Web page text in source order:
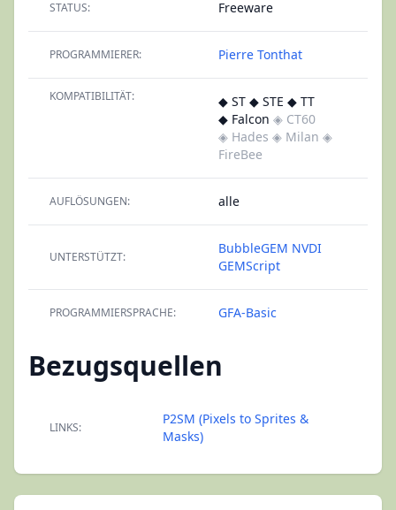
STATUS: Freeware
PROGRAMMIERER: Pierre Tonthat
KOMPATIBILITÄT:
◆ ST ◆ STE ◆ TT
◆ Falcon ◈ CT60
◈ Hades ◈ Milan ◈
FireBee
AUFLÖSUNGEN: alle
UNTERSTÜTZT:
BubbleGEM NVDI
GEMScript
PROGRAMMIERSPRACHE: GFA-Basic
Bezugsquellen
LINKS:
P2SM (Pixels to Sprites &
Masks)